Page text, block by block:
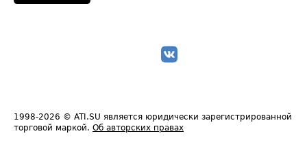
1998-2026 © ATI.SU является юридически зарегистрированной
торговой маркой. Об авторских правах